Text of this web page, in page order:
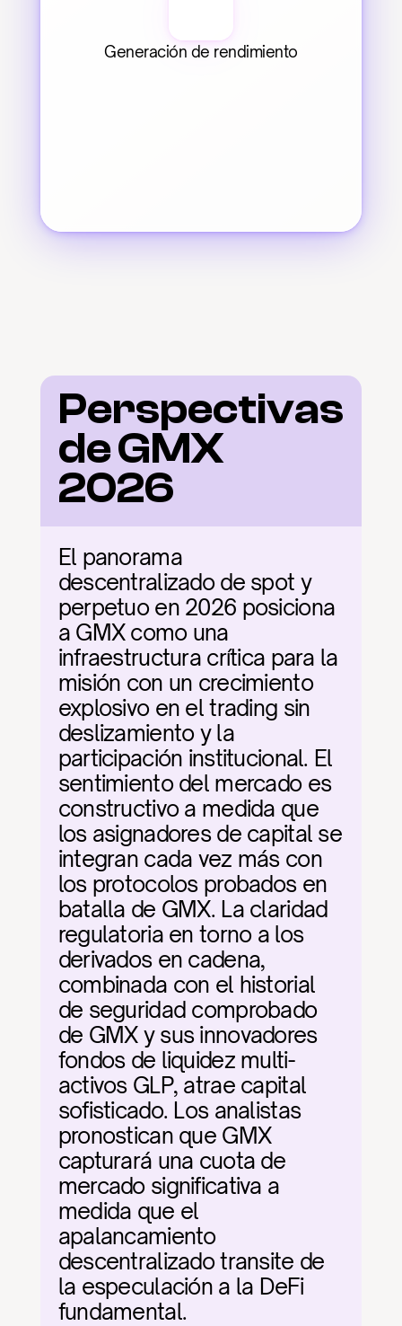
Generación de rendimiento
Perspectivas
de GMX
2026
El panorama
descentralizado de spot y
perpetuo en 2026 posiciona
a GMX como una
infraestructura crítica para la
misión con un crecimiento
explosivo en el trading sin
deslizamiento y la
participación institucional. El
sentimiento del mercado es
constructivo a medida que
los asignadores de capital se
integran cada vez más con
los protocolos probados en
batalla de GMX. La claridad
regulatoria en torno a los
derivados en cadena,
combinada con el historial
de seguridad comprobado
de GMX y sus innovadores
fondos de liquidez multi-
activos GLP, atrae capital
sofisticado. Los analistas
pronostican que GMX
capturará una cuota de
mercado significativa a
medida que el
apalancamiento
descentralizado transite de
la especulación a la DeFi
fundamental.